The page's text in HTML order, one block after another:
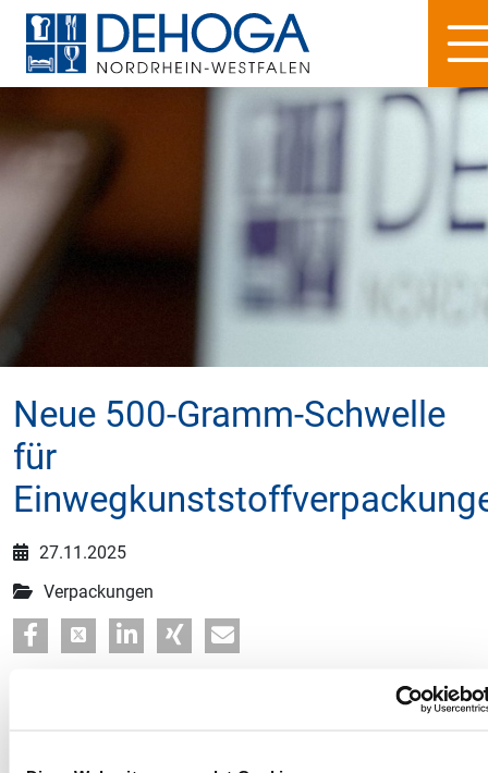
Neue 500-Gramm-Schwelle
für
27.11.2025
Verpackungen
Das Umweltbundesamt (UBA) passt die Anwendung des